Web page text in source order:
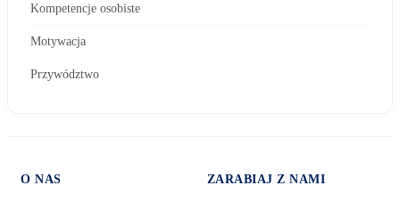
Kompetencje osobiste
Motywacja
Przywództwo
O NAS
ZARABIAJ Z NAMI